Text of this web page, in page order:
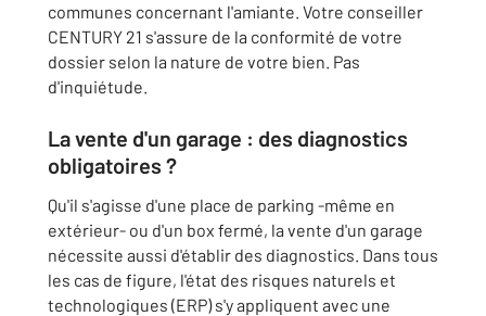
communes concernant l'amiante. Votre conseiller
CENTURY 21 s'assure de la conformité de votre
dossier selon la nature de votre bien. Pas
d'inquiétude.
La vente d'un garage : des diagnostics
obligatoires ?
Qu'il s'agisse d'une place de parking -même en
extérieur- ou d'un box fermé, la vente d'un garage
nécessite aussi d'établir des diagnostics. Dans tous
les cas de figure, l'état des risques naturels et
technologiques (ERP) s'y appliquent avec une